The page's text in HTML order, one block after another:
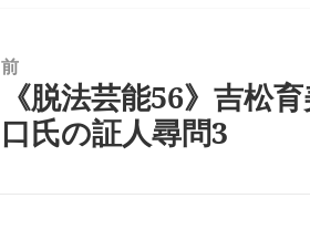
前
前
の
《脱法芸能56》吉松
口氏の証人尋問3